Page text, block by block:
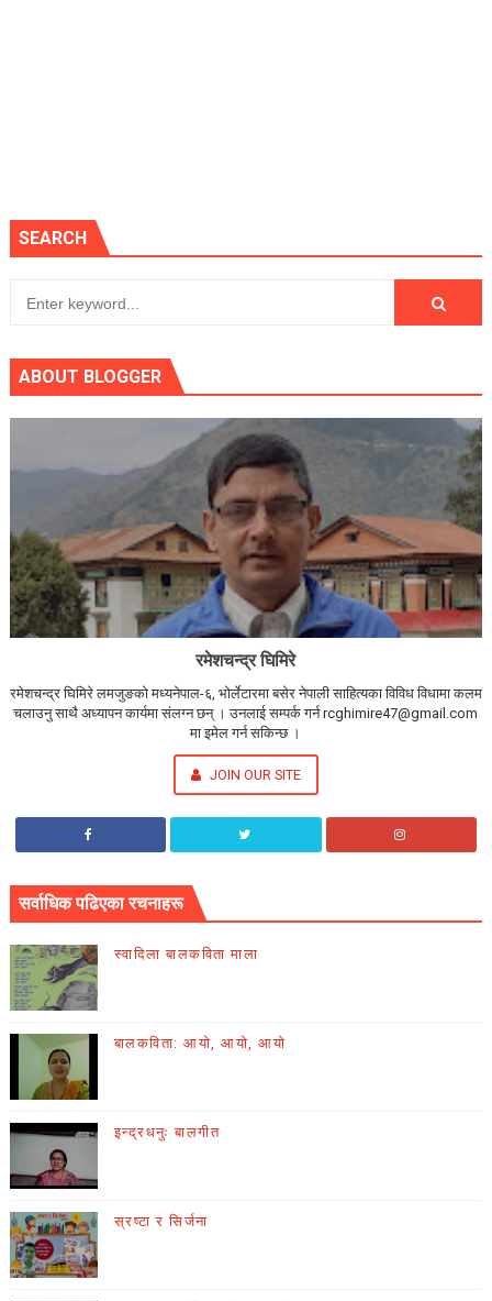
SEARCH
ABOUT BLOGGER
रमेशचन्द्र घिमिरे
रमेशचन्द्र घिमिरे लमजुङको मध्यनेपाल-६, भोर्लेटारमा बसेर नेपाली साहित्यका विविध विधामा कलम
चलाउनु साथै अध्यापन कार्यमा संलग्न छन् । उनलाई सम्पर्क गर्न rcghimire47@gmail.com
मा इमेल गर्न सकिन्छ ।
JOIN OUR SITE
सर्वाधिक पढिएका रचनाहरू
स्वादिला बालकविता माला
बालकविता: आयो, आयो, आयो
इन्द्रधनुः बालगीत
स्रष्टा र सिर्जना